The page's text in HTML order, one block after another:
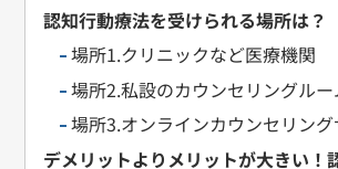
認知行動療法を受けられる場所は？
場所1.クリニックなど医療機関
場所2.私設のカウンセリングルー
場所3.オンラインカウンセリン
デメリットよりメリットが大きい！